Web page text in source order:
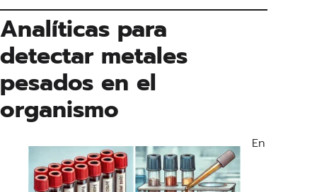
Analíticas para
detectar metales
pesados en el
organismo
En